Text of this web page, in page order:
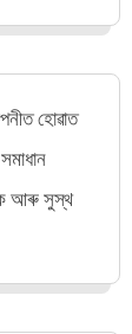
হোৱাত
আৰু সুস্থ